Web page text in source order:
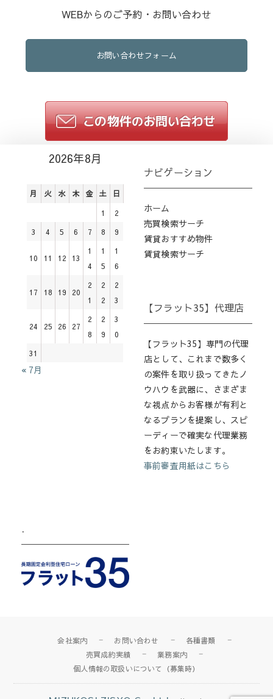
WEBからのご予約・お問い合わせ
お問い合わせフォーム
2026年8月
月 火 水 木 金 土 日
1
2
3
4 5 6 7 8 9
10 11 12 13
1
4
1
5
1
6
17 18 19 20
2
1
2
2
2
3
24 25 26 27
2
8
2
9
3
0
31
« 7月
ナビゲーション
ホーム
売買検索サーチ
賃貸おすすめ物件
賃貸検索サーチ
【フラット35】代理店
【フラット35】専門の代理
店として、これまで数多く
の案件を取り扱ってきたノ
ウハウを武器に、さまざま
な視点からお客様が有利と
なるプランを提案し、スピ
ーディーで確実な代理業務
をお約束いたします。
事前審査用紙はこちら
.
会社案内 お問い合わせ
各種書類
売買成約実績
業務案内
個人情報の取扱いについて（募集時）